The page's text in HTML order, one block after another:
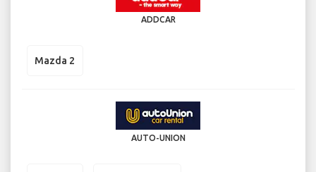
ADDCAR
Mazda 2
AUTO-UNION